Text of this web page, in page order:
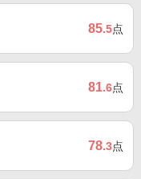
85.5点
81.6点
78.3点